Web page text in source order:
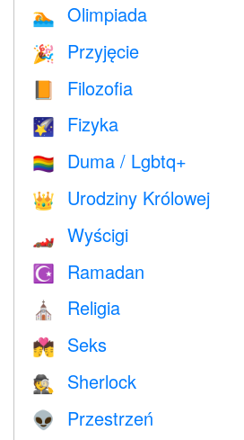
🏊 Olimpiada
🎉 Przyjęcie
Filozofia
🌠 Fizyka
🏳️‍🌈 Duma / Lgbtq+
👑 Urodziny Królowej
🏎 Wyścigi
☪️ Ramadan
⛪️ Religia
💏 Seks
🕵️ Sherlock
👽 Przestrzeń